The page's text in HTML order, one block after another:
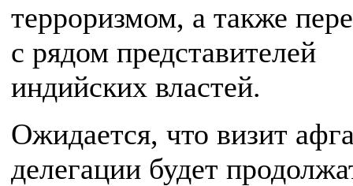
терроризмом, а также
с рядом представителей
индийских властей.
Ожидается, что визит
делегации будет